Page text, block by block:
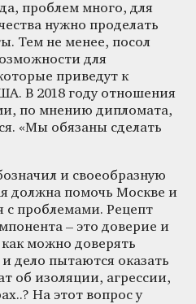
проблем много, для
нужно проделать
Тем не менее, посол
для
приведут к
В 2018 году отношения
по мнению дипломата,
«Мы обязаны сделать
и своеобразную
должна помочь Москве и
с проблемами. Рецепт
– это доверие и
как можно доверять
дело пытаются оказать
об изоляции, агрессии,
На этот вопрос у